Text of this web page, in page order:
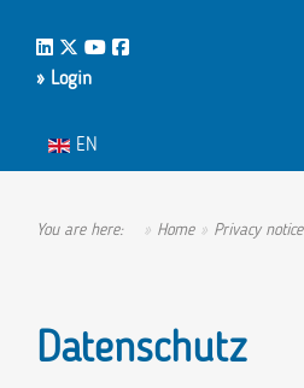
LinkedIn
Twitter
Youtube
Facebook
» Login
Select your language
EN
You are here: Home Privacy notice
Datenschutz